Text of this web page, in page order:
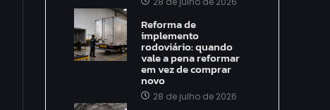
Reforma de
implemento
rodoviário: quando
vale a pena reformar
em vez de comprar
novo
28 de julho de 2026